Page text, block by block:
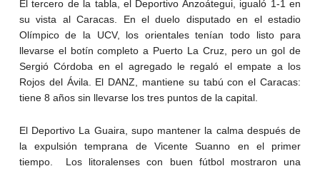
El tercero de la tabla, el Deportivo Anzoátegui, igualó 1-1 en
su vista al Caracas. En el duelo disputado en el estadio
Olímpico de la UCV, los orientales tenían todo listo para
llevarse el botín completo a Puerto La Cruz, pero un gol de
Sergió Córdoba en el agregado le regaló el empate a los
Rojos del Ávila. El DANZ, mantiene su tabú con el Caracas:
tiene 8 años sin llevarse los tres puntos de la capital.
El Deportivo La Guaira, supo mantener la calma después de
la expulsión temprana de Vicente Suanno en el primer
tiempo. Los litoralenses con buen fútbol mostraron una